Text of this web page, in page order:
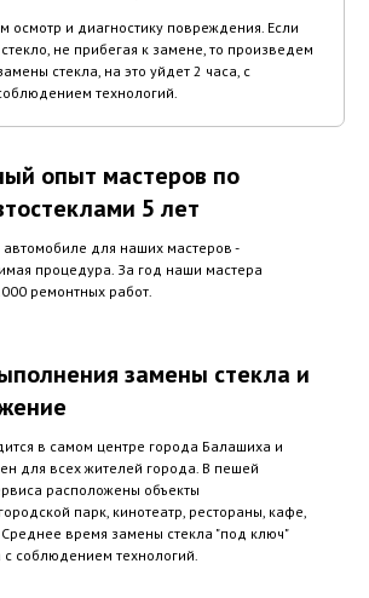
осмотр и диагностику повреждения. Если
не прибегая к замене, то произведем
стекла, на это уйдет 2 часа, с
технологий.
опыт мастеров по
5 лет
для наших мастеров -
процедура. За год наши мастера
ремонтных работ.
замены стекла и
в самом центре города Балашиха и
для всех жителей города. В пешей
расположены объекты
парк, кинотеатр, рестораны, кафе,
время замены стекла "под ключ"
с соблюдением технологий.